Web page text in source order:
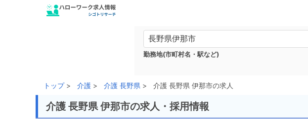
勤務地(市町村名・駅など)
トップ 介護 介護 長野県 介護 長野県 伊那市の求人
介護 長野県 伊那市の求人・採用情報